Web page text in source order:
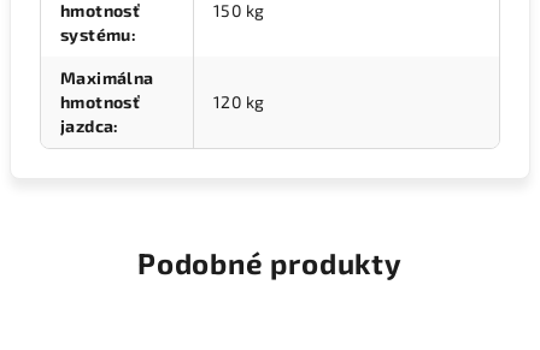
hmotnosť
systému:
150 kg
Maximálna
hmotnosť
jazdca:
120 kg
Podobné produkty